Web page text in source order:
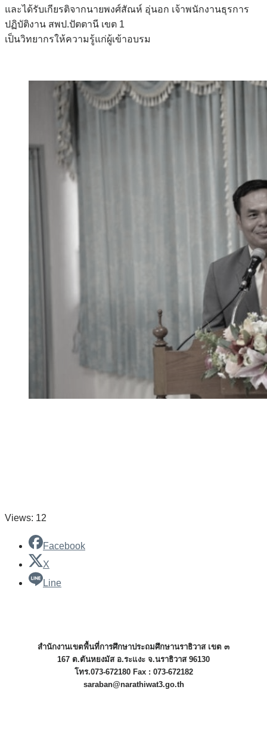
และได้รับเกียรติจากนายพงศ์สัณห์ อุ่นอก เจ้าพนักงานธุรการ
ปฏิบัติงาน สพป.ปัตตานี เขต 1
เป็นวิทยากรให้ความรู้แก่ผู้เข้าอบรม
Views: 12
Facebook
X
Line
สำนักงานเขตพื้นที่การศึกษาประถมศึกษานราธิวาส เขต ๓
167 ต.ตันหยงมัส อ.ระแงะ จ.นราธิวาส 96130
โทร.073-672180 Fax : 073-672182
saraban@narathiwat3.go.th